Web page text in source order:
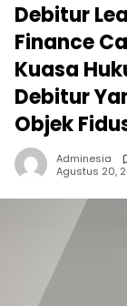
Debitur
Finance
Kuasa
Debitur
Objek
Adminesia
Agustus 20,